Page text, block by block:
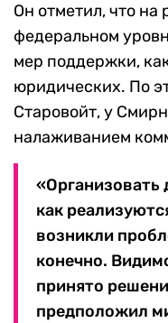
Он отметил, что на
федеральном
мер поддержки,
юридических. По
Старовойт, у
налаживанием
«Организовать
как
возникли
конечно.
принято
предположил